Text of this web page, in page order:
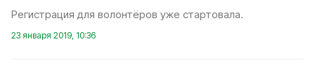
Регистрация для волонтёров уже стартовала.
23 января 2019, 10:36